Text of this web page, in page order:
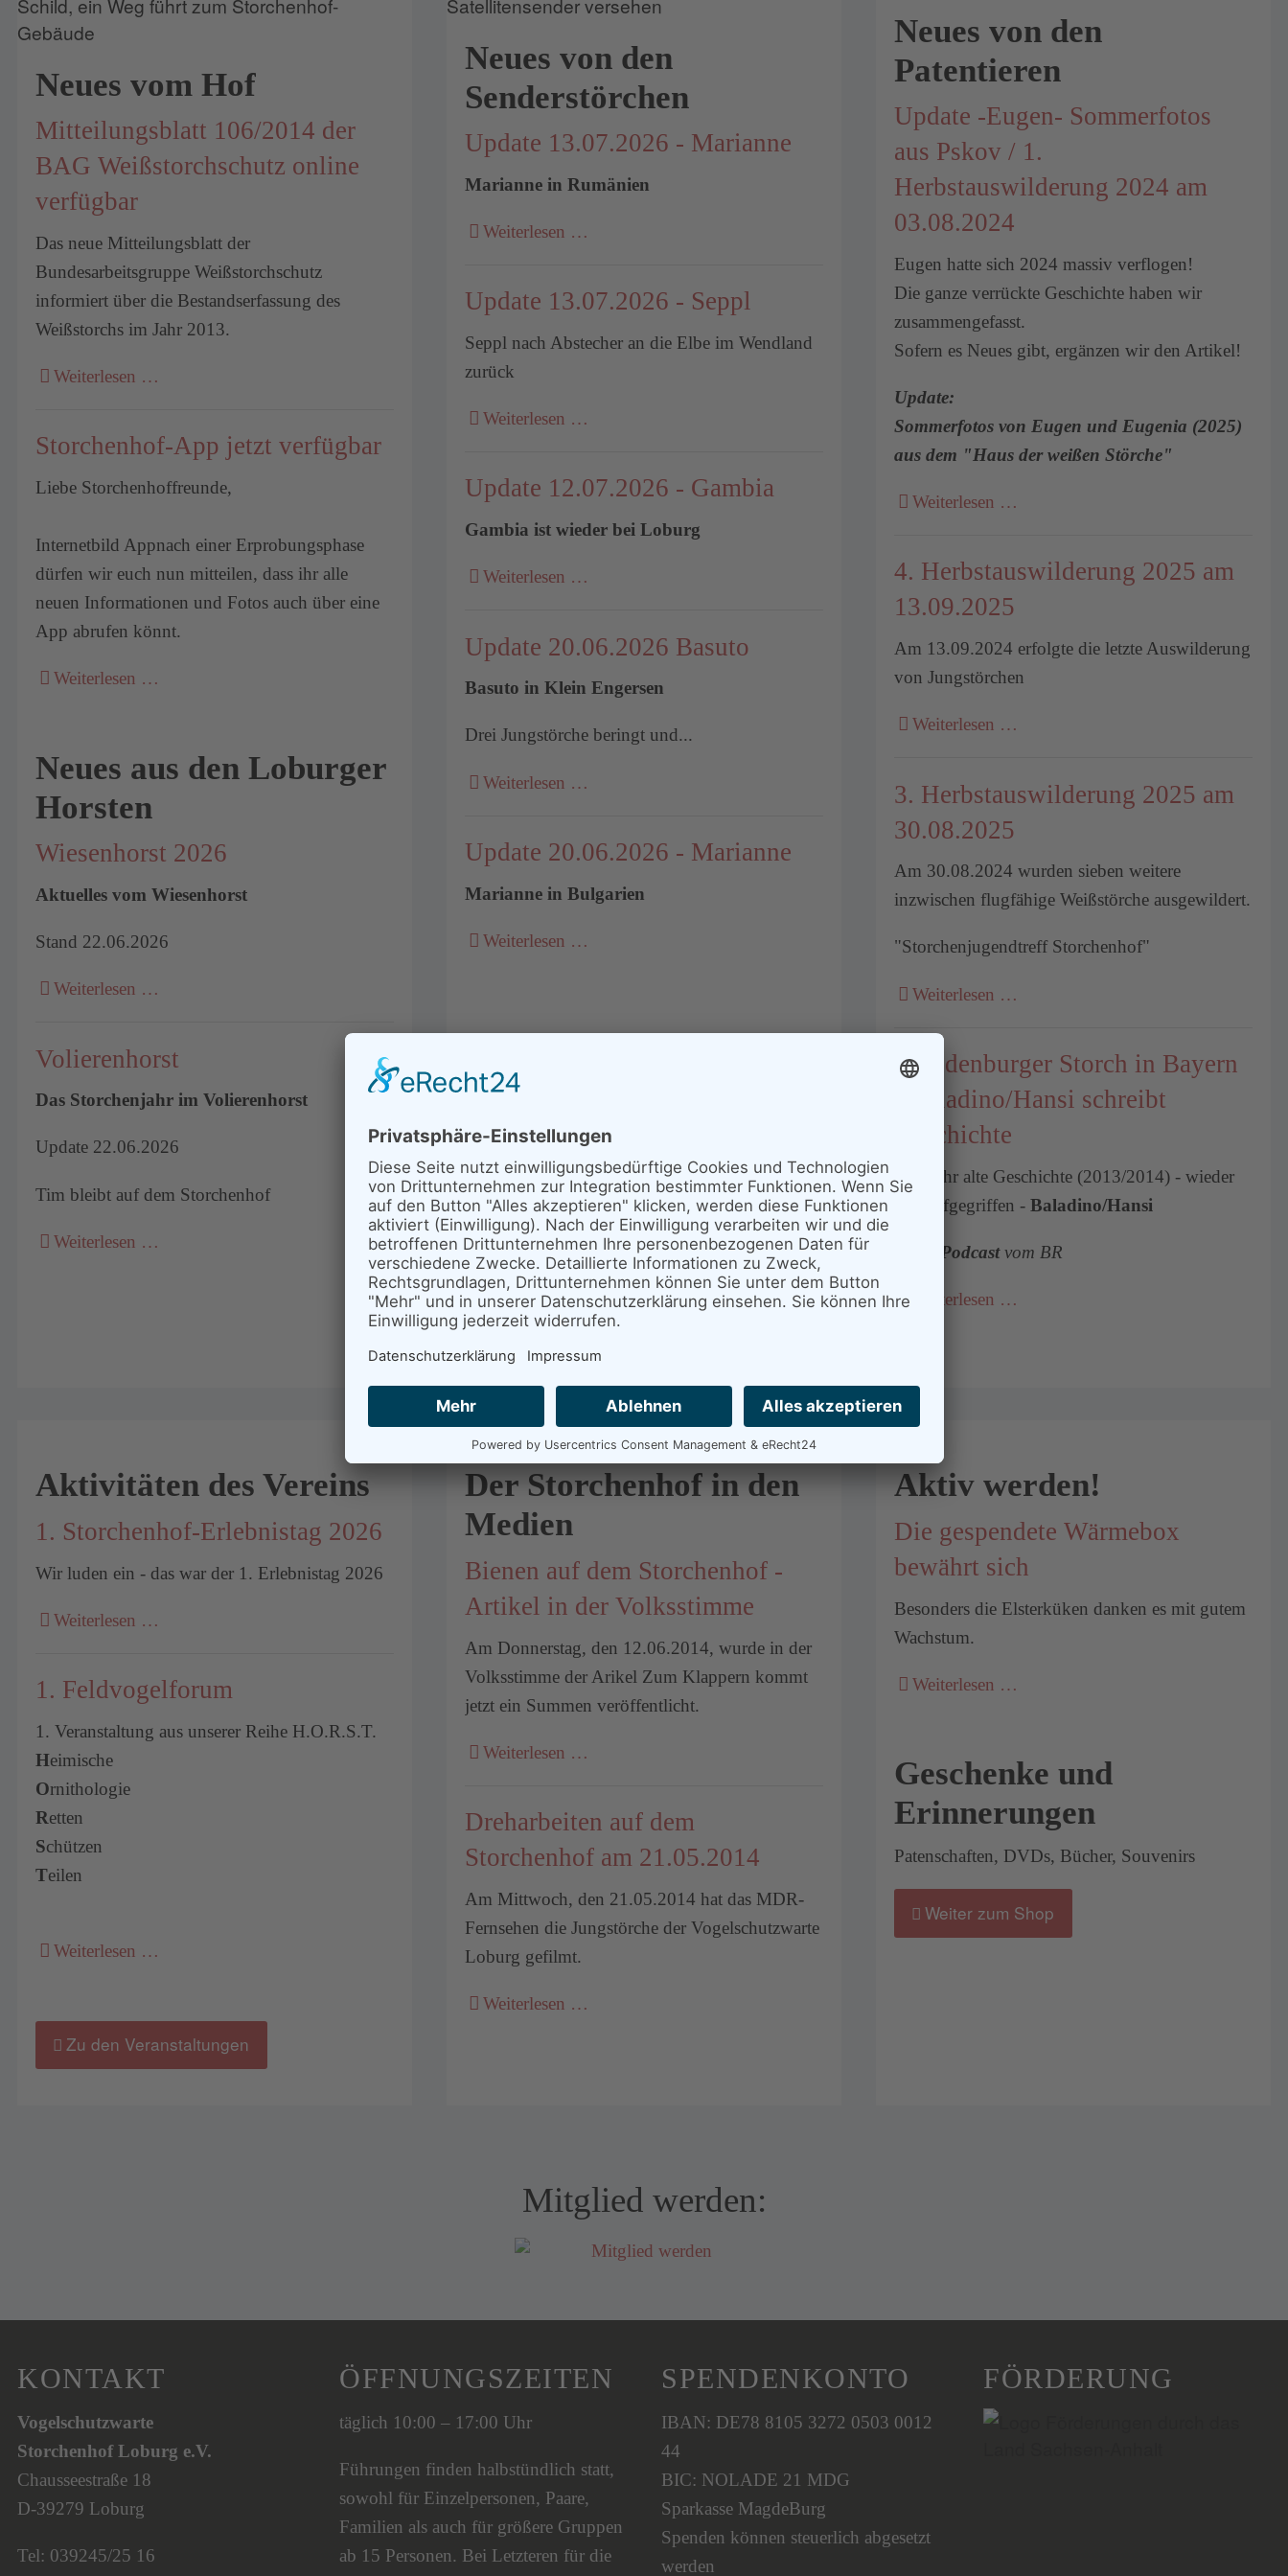
Neues vom Hof
Mitteilungsblatt 106/2014 der
BAG Weißstorchschutz online
verfügbar
Das neue Mitteilungsblatt der
Bundesarbeitsgruppe Weißstorchschutz
informiert über die Bestandserfassung des
Weißstorchs im Jahr 2013.
Weiterlesen …
Storchenhof-App jetzt verfügbar
Liebe Storchenhoffreunde,
Internetbild Appnach einer Erprobungsphase
dürfen wir euch nun mitteilen, dass ihr alle
neuen Informationen und Fotos auch über eine
App abrufen könnt.
Weiterlesen …
Neues aus den Loburger
Horsten
Wiesenhorst 2026
Aktuelles vom Wiesenhorst
Stand 22.06.2026
Weiterlesen …
Volierenhorst
Das Storchenjahr im Volierenhorst
Update 22.06.2026
Tim bleibt auf dem Storchenhof
Weiterlesen …
Neues von den
Senderstörchen
Update 13.07.2026 - Marianne
Marianne in Rumänien
Weiterlesen …
Update 13.07.2026 - Seppl
Seppl nach Abstecher an die Elbe im Wendland
zurück
Weiterlesen …
Update 12.07.2026 - Gambia
Gambia ist wieder bei Loburg
Weiterlesen …
Update 20.06.2026 Basuto
Basuto in Klein Engersen
Drei Jungstörche beringt und...
Weiterlesen …
Update 20.06.2026 - Marianne
Marianne in Bulgarien
Weiterlesen …
Neues von den
Patentieren
Update -Eugen- Sommerfotos
aus Pskov / 1.
Herbstauswilderung 2024 am
03.08.2024
Eugen hatte sich 2024 massiv verflogen!
Die ganze verrückte Geschichte haben wir
zusammengefasst.
Sofern es Neues gibt, ergänzen wir den Artikel!
Update:
Sommerfotos von Eugen und Eugenia (2025)
aus dem "Haus der weißen Störche"
Weiterlesen …
4. Herbstauswilderung 2025 am
13.09.2025
Am 13.09.2024 erfolgte die letzte Auswilderung
von Jungstörchen
Weiterlesen …
3. Herbstauswilderung 2025 am
30.08.2025
Am 30.08.2024 wurden sieben weitere
inzwischen flugfähige Weißstörche ausgewildert.
"Storchenjugendtreff Storchenhof"
Weiterlesen …
Brandenburger Storch in Bayern
- Baladino/Hansi schreibt
Geschichte
eine sehr alte Geschichte (2013/2014) - wieder
neu aufgegriffen -Baladino/Hansi
Podcastvom BR
Weiterlesen …
Aktivitäten des Vereins
1. Storchenhof-Erlebnistag 2026
Wir luden ein - das war der 1. Erlebnistag 2026
Weiterlesen …
1. Feldvogelforum
1. Veranstaltung aus unserer Reihe H.O.R.S.T.
Heimische
Ornithologie
Retten
Schützen
Teilen
Weiterlesen …
Zu den Veranstaltungen
Der Storchenhof in den
Medien
Bienen auf dem Storchenhof -
Artikel in der Volksstimme
Am Donnerstag, den 12.06.2014, wurde in der
Volksstimme der Arikel Zum Klappern kommt
jetzt ein Summen veröffentlicht.
Weiterlesen …
Dreharbeiten auf dem
Storchenhof am 21.05.2014
Am Mittwoch, den 21.05.2014 hat das MDR-
Fernsehen die Jungstörche der Vogelschutzwarte
Loburg gefilmt.
Weiterlesen …
Aktiv werden!
Die gespendete Wärmebox
bewährt sich
Besonders die Elsterküken danken es mit gutem
Wachstum.
Weiterlesen …
Geschenke und
Erinnerungen
Patenschaften, DVDs, Bücher, Souvenirs
Weiter zum Shop
Mitglied werden:
KONTAKT
Vogelschutzwarte
Storchenhof Loburg e.V.
Chausseestraße 18
D-39279 Loburg
Tel: 039245/25 16
ÖFFNUNGSZEITEN
täglich 10:00 – 17:00 Uhr
Führungen finden halbstündlich statt,
sowohl für Einzelpersonen, Paare,
Familien als auch für größere Gruppen
ab 15 Personen. Bei Letzteren für die
SPENDENKONTO
IBAN: DE78 8105 3272 0503 0012
44
BIC: NOLADE 21 MDG
Sparkasse MagdeBurg
Spenden können steuerlich abgesetzt
werden
FÖRDERUNG